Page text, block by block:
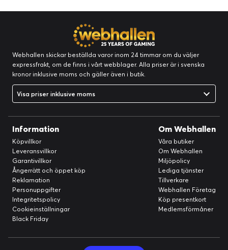
Automatisk aktivitetsdetektering
Från cykling till basket till hushållsarbete, Oura upptäcker
automatiskt över 40 aktiviteter med puls för att ge dig kredit för
Webhallen skickar beställda varor inom 24 timmar om du väljer
expressfrakt, om de finns i vårt webblager. Alla priser är i svenska
kronor inklusive moms och gäller även i butik.
Visa priser inklusive moms
Information
Köpvillkor
Leveransvillkor
Garantivillkor
Ångerrätt och öppet köp
Reklamation
Personuppgifter
Integritetspolicy
Cookieinställningar
Black Friday
Om Webhallen
Våra butiker
Om Webhallen
Miljöpolicy
Lediga tjänster
Tillverkare
Webhallen Företag
Köp presentkort
Medlemsförmåner